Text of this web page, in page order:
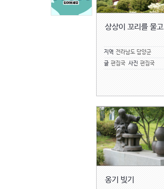
상상이 꼬리를 물고
지역 전라남도 담양군
글 편집국 사진 편집국
옹기 빚기